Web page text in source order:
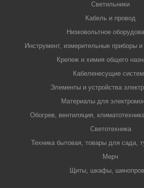
Светильники
Кабель и провод
Низковольтное
Инструмент, измерительные приборы
Крепеж и химия общего
Кабеленесущие
Элементы и устройства
Материалы для
Обогрев, вентиляция,
Светотехника
Техника бытовая, товары для сада,
Мерч
Щиты, шкафы,